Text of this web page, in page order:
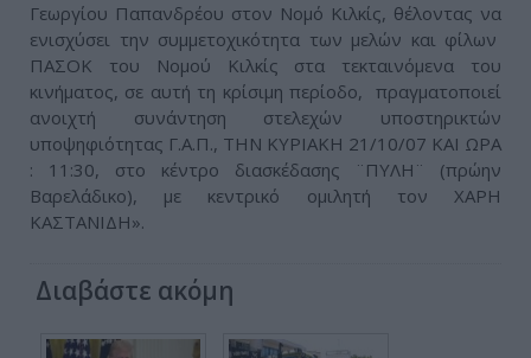
Γεωργίου Παπανδρέου στον Νομό Κιλκίς, θέλοντας να
ενισχύσει την συμμετοχικότητα των μελών και φίλων
ΠΑΣΟΚ του Νομού Κιλκίς στα τεκταινόμενα του
κινήματος, σε αυτή τη κρίσιμη περίοδο, πραγματοποιεί
ανοιχτή συνάντηση στελεχών υποστηρικτών
υποψηφιότητας Γ.Α.Π., ΤΗΝ ΚΥΡΙΑΚΗ 21/10/07 ΚΑΙ ΩΡΑ
: 11:30, στο κέντρο διασκέδασης ¨ΠΥΛΗ¨ (πρώην
Βαρελάδικο), με κεντρικό ομιλητή τον ΧΑΡΗ
ΚΑΣΤΑΝΙΔΗ».
Διαβάστε ακόμη